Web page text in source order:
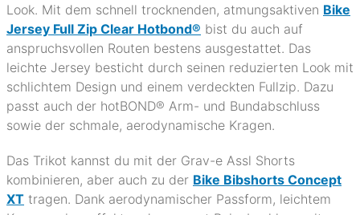
Look. Mit dem schnell trocknenden, atmungsaktiven Bike
Jersey Full Zip Clear Hotbond® bist du auch auf
anspruchsvollen Routen bestens ausgestattet. Das
leichte Jersey besticht durch seinen reduzierten Look mit
schlichtem Design und einem verdeckten Fullzip. Dazu
passt auch der hotBOND® Arm- und Bundabschluss
sowie der schmale, aerodynamische Kragen.
Das Trikot kannst du mit der Grav-e Assl Shorts
kombinieren, aber auch zu der Bike Bibshorts Concept
XT tragen. Dank aerodynamischer Passform, leichtem